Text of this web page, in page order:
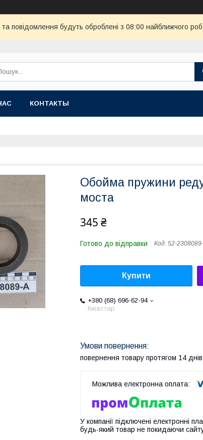
повідомлення будуть оброблені з 08:00 найближчого
КОНТАКТЫ
Обойма пружини
моста
345 ₴
Готово до відправки Код: 52-
Купити
+380 (68) 696-62-94
Київстар
повернення товару протягом 14 днів
У компанії підключені електронні
будь-який товар не покидаючи